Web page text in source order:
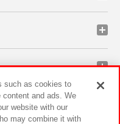
such as cookies to
and ads. We
website with our
may combine it with